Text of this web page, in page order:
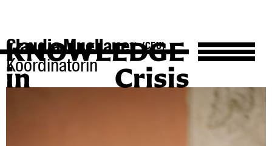
Claudia Muellauer (CEU)
Koordinatorin